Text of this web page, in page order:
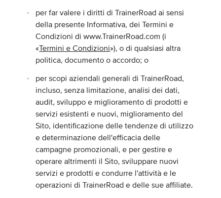
per far valere i diritti di TrainerRoad ai sensi
della presente Informativa, dei Termini e
Condizioni di www.TrainerRoad.com (i
«Termini e Condizioni»), o di qualsiasi altra
politica, documento o accordo; o
per scopi aziendali generali di TrainerRoad,
incluso, senza limitazione, analisi dei dati,
audit, sviluppo e miglioramento di prodotti e
servizi esistenti e nuovi, miglioramento del
Sito, identificazione delle tendenze di utilizzo
e determinazione dell'efficacia delle
campagne promozionali, e per gestire e
operare altrimenti il Sito, sviluppare nuovi
servizi e prodotti e condurre l'attività e le
operazioni di TrainerRoad e delle sue affiliate.